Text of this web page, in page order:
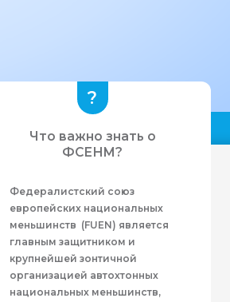
Что важно знать о
ФСЕНМ?
Федералистcкий союз
европейских национальных
меньшинств (FUEN) является
главным защитником и
крупнейшей зонтичной
организацией автохтонных
национальных меньшинств,